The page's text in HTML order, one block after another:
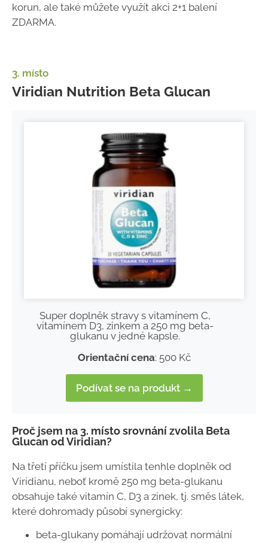
korun, ale také můžete využít akci 2+1 balení
ZDARMA.
3. místo
Viridian Nutrition Beta Glucan
Super doplněk stravy s vitamínem C,
vitamínem D3, zinkem a 250 mg beta-
glukanu v jedné kapsle.
Orientační cena: 500 Kč
Podívat se na produkt →
Proč jsem na 3. místo srovnání zvolila Beta
Glucan od Viridian?
Na třetí příčku jsem umístila tenhle doplněk od
Viridianu, neboť kromě 250 mg beta-glukanu
obsahuje také vitamín C, D3 a zinek, tj. směs látek,
které dohromady působí synergicky:
beta-glukany pomáhají udržovat normální